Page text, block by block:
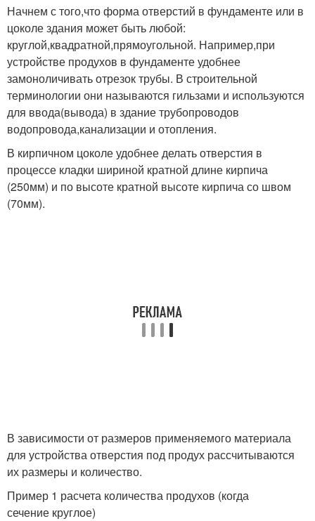
Начнем с того,что форма отверстий в фундаменте или в
цоколе здания может быть любой:
круглой,квадратной,прямоугольной. Например,при
устройстве продухов в фундаменте удобнее
замоноличивать отрезок трубы. В строительной
терминологии они называются гильзами и используются
для ввода(вывода) в здание трубопроводов
водопровода,канализации и отопления.
В кирпичном цоколе удобнее делать отверстия в
процессе кладки шириной кратной длине кирпича
(250мм) и по высоте кратной высоте кирпича со швом
(70мм).
В зависимости от размеров применяемого материала
для устройства отверстия под продух рассчитываются
их размеры и количество.
Пример 1 расчета количества продухов (когда
сечение круглое)